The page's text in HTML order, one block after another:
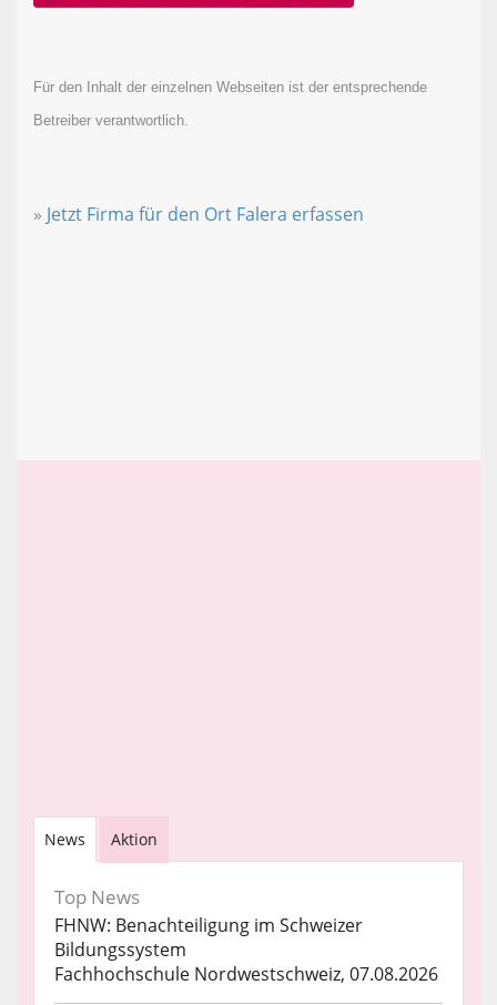
Für den Inhalt der einzelnen Webseiten ist der entsprechende
Betreiber verantwortlich.
» Jetzt Firma für den Ort Falera erfassen
News Aktion
Top News
FHNW: Benachteiligung im Schweizer
Bildungssystem
Fachhochschule Nordwestschweiz, 07.08.2026